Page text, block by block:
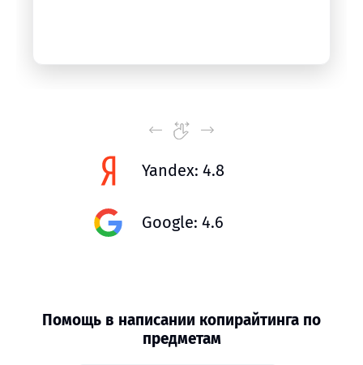
Yandex: 4.8
Google: 4.6
Помощь в написании копирайтинга по
предметам